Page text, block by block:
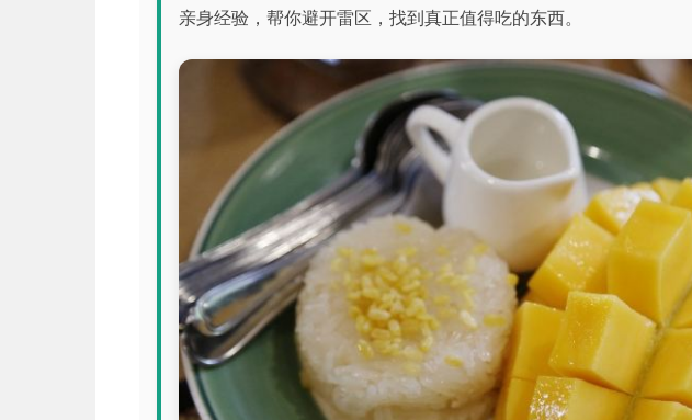
亲身经验，帮你避开雷区，找到真正值得吃的东西。